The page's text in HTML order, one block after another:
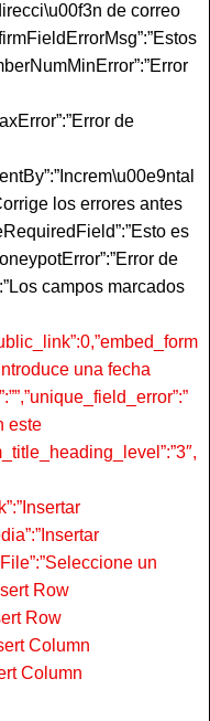
de correo
de
los errores antes
es
de
campos marcados
una fecha
este
un
Row
Row
Column
Column